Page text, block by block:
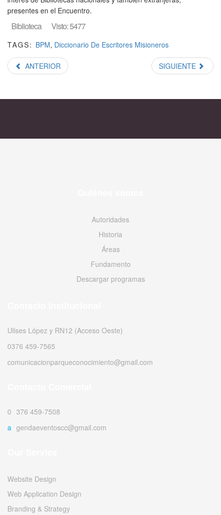
presentes en el Encuentro.
Biblioteca Visto: 5477
TAGS: BPM, Diccionario De Escritores Misioneros
ANTERIOR SIGUIENTE
Autoridades
Historia
Áreas
Fundamento
Descargar programas
Ulises López y RN12 (Acceso Oeste)
0376 459-7565
comunicacionparqueconocimiento@gmail.com
0376 459-7508
agendaeventoscc@gmail.com
Website Design
Web Application Design
Branding & Strategy